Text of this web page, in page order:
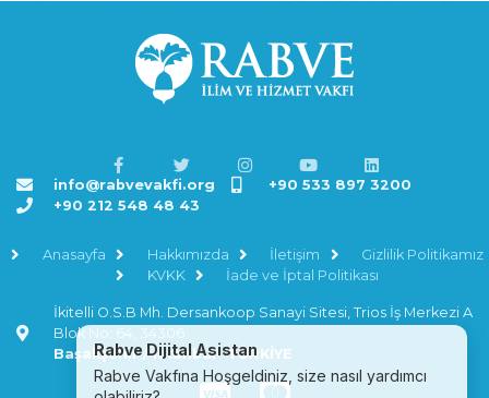
info@rabvevakfi.org
+90 533 897 3200
+90 212 548 48 43
Anasayfa Hakkımızda İletişim
Gizlilik Politikamız
KVKK
İade ve İptal Politikası
İkitelli O.S.B Mh. Dersankoop Sanayi Sitesi, Trios İş Merkezi A
Blok No: 64, 34306
Başakşehir / İstanbul- TÜRKİYE
Rabve Dijital Asistan
Rabve Vakfına Hoşgeldiniz size nasıl yardımcı